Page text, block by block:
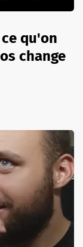
qu'on
change